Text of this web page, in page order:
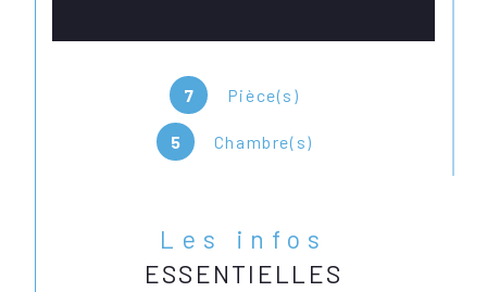
7 Pièce(s)
5 Chambre(s)
Les infos
ESSENTIELLES
l'acquéreur.
Retrouvez l'ensemble de nos biens
à vendre sur notre site
actimmocalais.fr